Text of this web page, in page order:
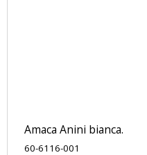
Amaca Anini bianca.
60-6116-001